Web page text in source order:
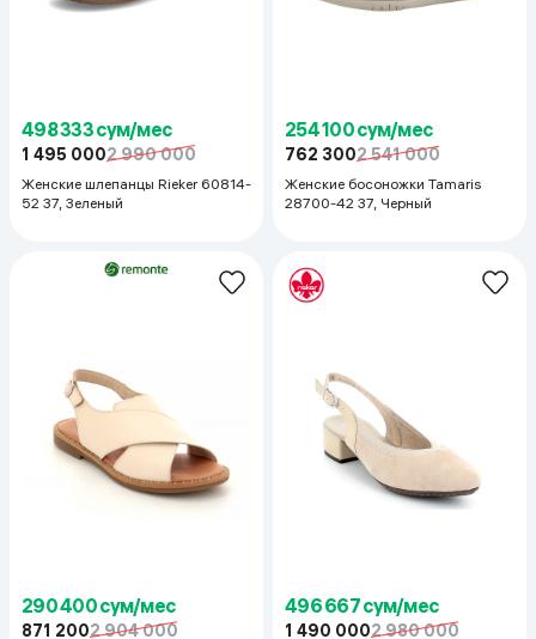
498 333 сум/мес
1 495 0002 990 000
Женские шлепанцы Rieker 60814-
52 37, Зеленый
254 100 сум/мес
762 3002 541 000
Женские босоножки Tamaris
28700-42 37, Черный
290 400 сум/мес
871 2002 904 000
496 667 сум/мес
1 490 0002 980 000